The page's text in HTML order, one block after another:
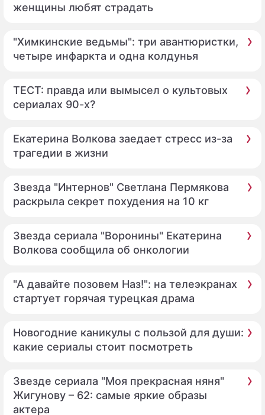
женщины любят страдать
"Химкинские ведьмы": три авантюристки,
четыре инфаркта и одна колдунья
ТЕСТ: правда или вымысел о культовых
сериалах 90-х?
Екатерина Волкова заедает стресс из-за
трагедии в жизни
Звезда "Интернов" Светлана Пермякова
раскрыла секрет похудения на 10 кг
Звезда сериала "Воронины" Екатерина
Волкова сообщила об онкологии
"А давайте позовем Наз!": на телеэкранах
стартует горячая турецкая драма
Новогодние каникулы с пользой для души:
какие сериалы стоит посмотреть
Звезде сериала "Моя прекрасная няня"
Жигунову – 62: самые яркие образы
актера